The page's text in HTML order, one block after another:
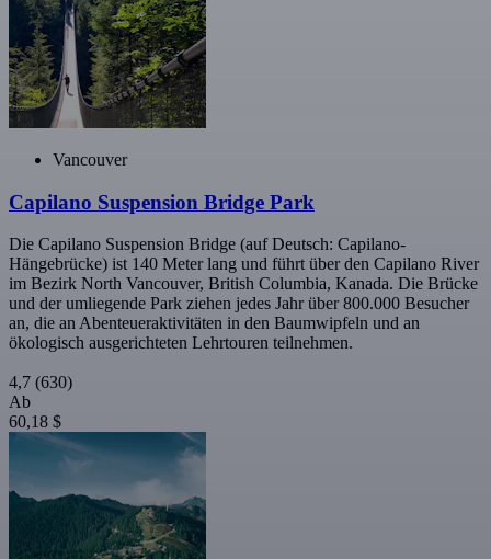
Vancouver
Capilano Suspension Bridge Park
Die Capilano Suspension Bridge (auf Deutsch: Capilano-
Hängebrücke) ist 140 Meter lang und führt über den Capilano River
im Bezirk North Vancouver, British Columbia, Kanada. Die Brücke
und der umliegende Park ziehen jedes Jahr über 800.000 Besucher
an, die an Abenteueraktivitäten in den Baumwipfeln und an
ökologisch ausgerichteten Lehrtouren teilnehmen.
4,7 (630)
Ab
60,18 $